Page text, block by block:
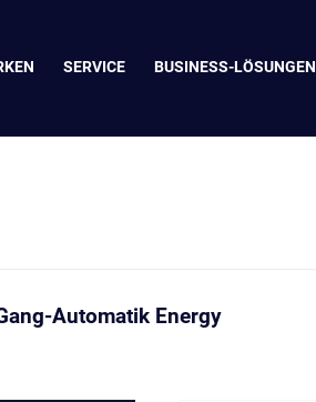
SERVICE BUSINESS-LÖSUNGEN
Automatik Energy